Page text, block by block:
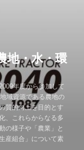
地・水・環
年度から参加して
域資源である農地の
質的向上を目的とす
、これらからなる多
の様子や「農業」と
産組合」について素